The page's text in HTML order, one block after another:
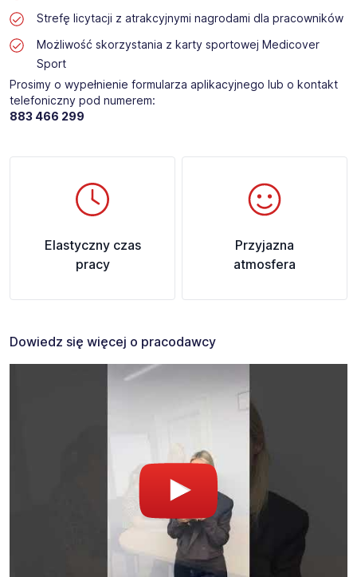
Strefę licytacji z atrakcyjnymi nagrodami dla pracowników
Możliwość skorzystania z karty sportowej Medicover
Sport
Prosimy o wypełnienie formularza aplikacyjnego lub o kontakt
telefoniczny pod numerem:
883 466 299
Elastyczny czas
pracy
Przyjazna
atmosfera
Dowiedz się więcej o pracodawcy